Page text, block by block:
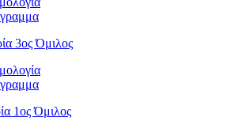
3ος Όμιλος
1ος Όμιλος